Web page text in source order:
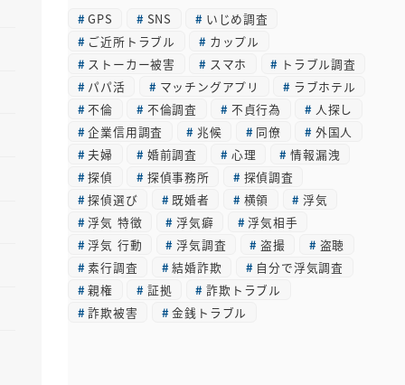
イ
ブ
GPS SNS
いじめ調査
ご近所トラブル
カップル
ストーカー被害
スマホ
トラブル調査
パパ活
マッチングアプリ
ラブホテル
不倫
不倫調査 不貞行為
人探し
企業信用調査
兆候 同僚
外国人
夫婦
婚前調査 心理
情報漏洩
探偵
探偵事務所
探偵調査
探偵選び
既婚者 横領
浮気
浮気 特徴
浮気癖
浮気相手
浮気 行動
浮気調査 盗撮
盗聴
素行調査
結婚詐欺
自分で浮気調査
親権
証拠
詐欺トラブル
詐欺被害
金銭トラブル